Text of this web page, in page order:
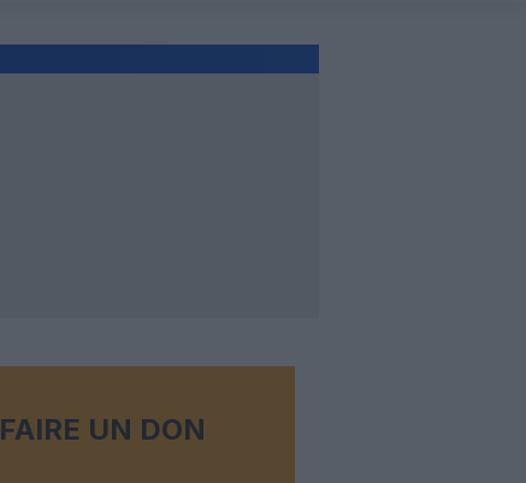
Hôtellerie
FAIRE UN DON